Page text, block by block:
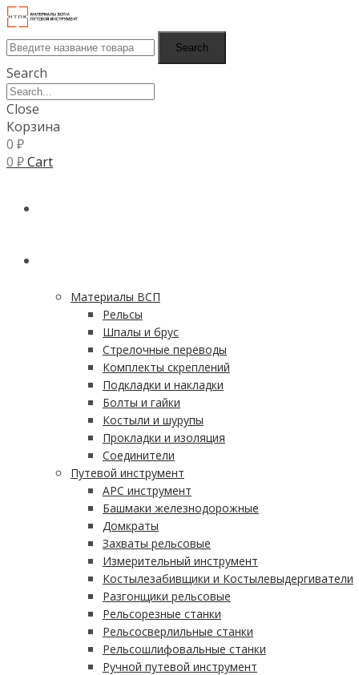
Search
Search
Close
Корзина
0 ₽
0 ₽Cart
Материалы ВСП
Рельсы
Шпалы и брус
Стрелочные переводы
Комплекты скреплений
Подкладки и накладки
Болты и гайки
Костыли и шурупы
Прокладки и изоляция
Соединители
Путевой инструмент
АРС инструмент
Башмаки железнодорожные
Домкраты
Захваты рельсовые
Измерительный инструмент
Костылезабивщики и Костылевыдергиватели
Разгонщики рельсовые
Рельсорезные станки
Рельсосверлильные станки
Рельсошлифовальные станки
Ручной путевой инструмент